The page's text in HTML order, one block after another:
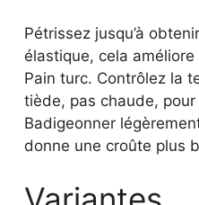
Pétrissez jusqu’à
élastique, cela
Pain turc. Contrôlez la
tiède, pas chaude,
Badigeonner
donne une croûte plus